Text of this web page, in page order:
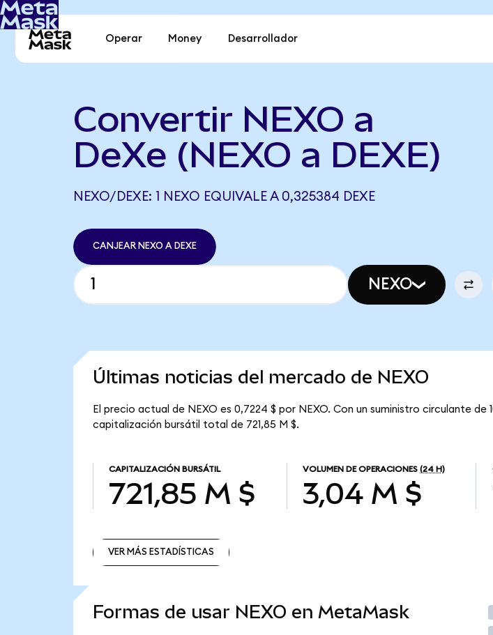
Operar Money Desarrollador
Convertir NEXO a
DeXe (NEXO a DEXE)
NEXO/DEXE: 1 NEXO EQUIVALE A 0,325384 DEXE
CANJEAR NEXO A DEXE
NEXO
Últimas noticias del mercado de NEXO
El precio actual de NEXO es 0,7224 $ por NEXO. Con un suministro circulante de
capitalización bursátil total de 721,85 M $.
CAPITALIZACIÓN BURSÁTIL
721,85 M $
VOLUMEN DE OPERACIONES (24 H)
3,04 M $
VER MÁS ESTADÍSTICAS
Formas de usar NEXO en MetaMask